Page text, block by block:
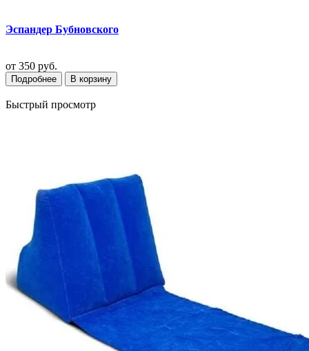
Эспандер Бубновского
от 350 руб.
Подробнее В корзину
Быстрый просмотр